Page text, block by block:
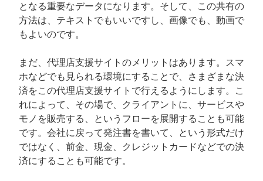
となる重要なデータになります。そして、この共有の
方法は、テキストでもいいですし、画像でも、動画で
もよいのです。
まだ、代理店支援サイトのメリットはあります。スマ
ホなどでも見られる環境にすることで、さまざまな決
済をこの代理店支援サイトで行えるようにします。こ
れによって、その場で、クライアントに、サービスや
モノを販売する、というフローを展開することも可能
です。会社に戻って発注書を書いて、という形式だけ
ではなく、前金、現金、クレジットカードなどでの決
済にすることも可能です。